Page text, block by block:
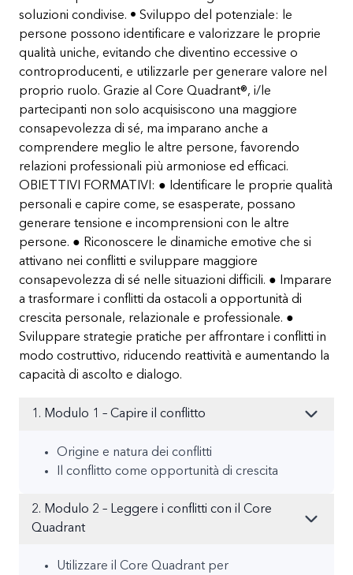
soluzioni condivise. • Sviluppo del potenziale: le
persone possono identificare e valorizzare le proprie
qualità uniche, evitando che diventino eccessive o
controproducenti, e utilizzarle per generare valore nel
proprio ruolo. Grazie al Core Quadrant®, i/le
partecipanti non solo acquisiscono una maggiore
consapevolezza di sé, ma imparano anche a
comprendere meglio le altre persone, favorendo
relazioni professionali più armoniose ed efficaci.
OBIETTIVI FORMATIVI: ● Identificare le proprie qualità
personali e capire come, se esasperate, possano
generare tensione e incomprensioni con le altre
persone. ● Riconoscere le dinamiche emotive che si
attivano nei conflitti e sviluppare maggiore
consapevolezza di sé nelle situazioni difficili. ● Imparare
a trasformare i conflitti da ostacoli a opportunità di
crescita personale, relazionale e professionale. ●
Sviluppare strategie pratiche per affrontare i conflitti in
modo costruttivo, riducendo reattività e aumentando la
capacità di ascolto e dialogo.
1. Modulo 1 – Capire il conflitto
Origine e natura dei conflitti
Il conflitto come opportunità di crescita
2. Modulo 2 – Leggere i conflitti con il Core
Quadrant
Utilizzare il Core Quadrant per